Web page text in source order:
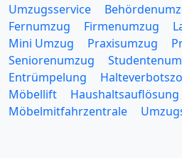
Umzugsservice
Fernumzug
Firmenumzug
Mini Umzug
Praxisumzug
Seniorenumzug
Entrümpelung
Möbellift
Haushaltsauflösung
Möbelmitfahrzentrale